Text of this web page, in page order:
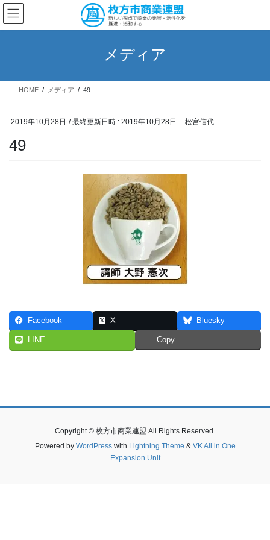
コ
ン
テ
ス
ナ
ビ
ゲ
ン
メディア
HOME メディア 49
2019年10月28日 / 最終更新日時 : 2019年10月28日 松宮信代
49
Facebook X Bluesky
LINE Copy
Copyright © 枚方市商業連盟 All Rights Reserved.
Powered by WordPresswith Lightning Theme & VK All in One
Expansion Unit